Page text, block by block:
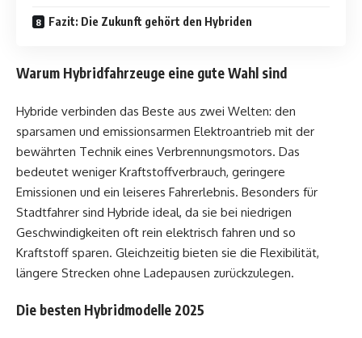
Fazit: Die Zukunft gehört den Hybriden
Warum Hybridfahrzeuge eine gute Wahl sind
Hybride verbinden das Beste aus zwei Welten: den
sparsamen und emissionsarmen Elektroantrieb mit der
bewährten Technik eines Verbrennungsmotors. Das
bedeutet weniger Kraftstoffverbrauch, geringere
Emissionen und ein leiseres Fahrerlebnis. Besonders für
Stadtfahrer sind Hybride ideal, da sie bei niedrigen
Geschwindigkeiten oft rein elektrisch fahren und so
Kraftstoff sparen. Gleichzeitig bieten sie die Flexibilität,
längere Strecken ohne Ladepausen zurückzulegen.
Die besten Hybridmodelle 2025